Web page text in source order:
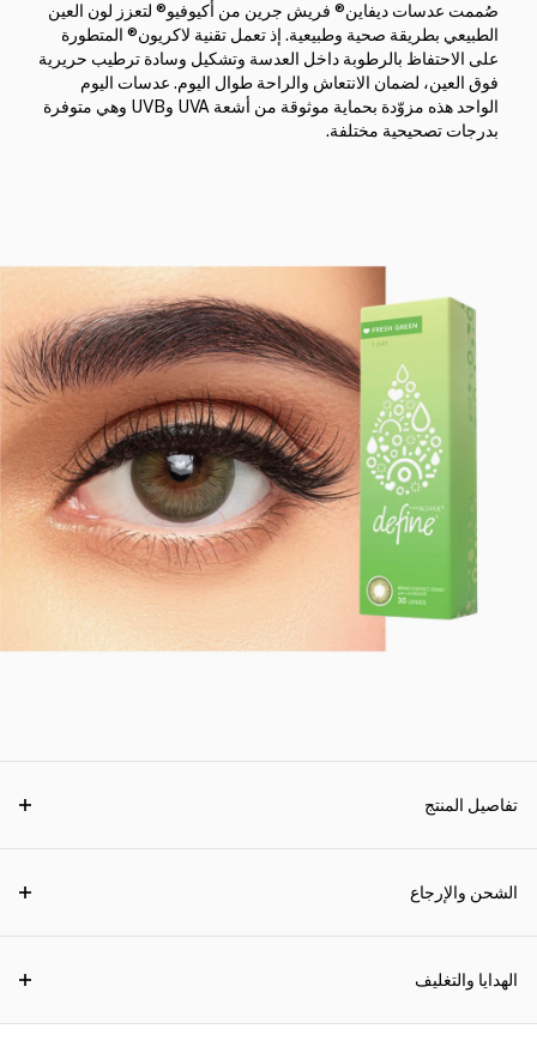
صُممت عدسات ديفاين® فريش جرين من أكيوفيو® لتعزز لون العين
الطبيعي بطريقة صحية وطبيعية. إذ تعمل تقنية لاكريون® المتطورة
على الاحتفاظ بالرطوبة داخل العدسة وتشكيل وسادة ترطيب حريرية
فوق العين، لضمان الانتعاش والراحة طوال اليوم. عدسات اليوم
الواحد هذه مزوّدة بحماية موثوقة من أشعة UVA وUVB وهي متوفرة
بدرجات تصحيحية مختلفة.
تفاصيل المنتج
الشحن والإرجاع
الهدايا والتغليف